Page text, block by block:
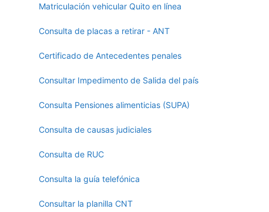
Matriculación vehicular Quito en línea
Consulta de placas a retirar - ANT
Certificado de Antecedentes penales
Consultar Impedimento de Salida del país
Consulta Pensiones alimenticias (SUPA)
Consulta de causas judiciales
Consulta de RUC
Consulta la guía telefónica
Consultar la planilla CNT